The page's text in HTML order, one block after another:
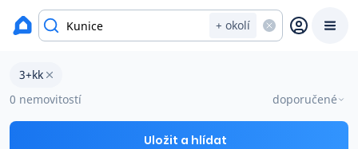
+ okolí
Prodat
Prodej s Reas.cz
okres Praha-východ
Byty 3+kk na prodej Kunice
3+kk
0 nemovitostí
doporučené
Uložit a hlídat